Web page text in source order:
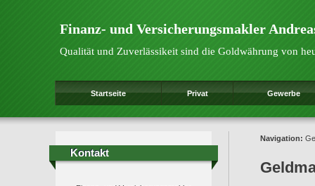
Finanz- und Versicherungsmakler
Qualität und Zuverlässikeit sind die Goldwährung von
Startseite Privat Gewerbe
Kontakt
Kontakt
Navigation: